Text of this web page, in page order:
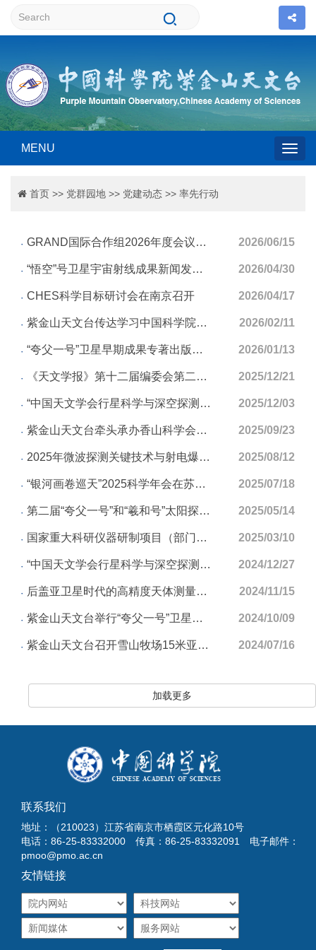
MENU
首页 >> 党群园地 >> 党建动态 >> 率先行动
GRAND国际合作组2026年度会议在敦煌圆满举办 紫金山天文台牵头推进国际高能天体物理前沿研究 2026/06/15
“悟空”号卫星宇宙射线成果新闻发布会在紫金山天文台举行 2026/04/30
CHES科学目标研讨会在南京召开 2026/04/17
紫金山天文台传达学习中国科学院2026年度工作会议精神 2026/02/11
“夸父一号”卫星早期成果专著出版发行 2026/01/13
《天文学报》第十二届编委会第二次会议召开 2025/12/21
“中国天文学会行星科学与深空探测前沿研讨会暨2025年学术年会”在铜仁召开 2025/12/03
紫金山天文台牵头承办香山科学会议第795次学术讨论会 2025/09/23
2025年微波探测关键技术与射电爆发学术研讨会在浙江丽水召开 2025/08/12
“银河画卷巡天”2025科学年会在苏州召开 2025/07/18
第二届“夸父一号”和“羲和号”太阳探测卫星联合科学大会在苏州召开 2025/05/14
国家重大科研仪器研制项目（部门推荐）“宇宙再电离层析成像谱仪”项目启动会顺利召开 2025/03/10
“中国天文学会行星科学与深空探测前沿研讨会暨2024年学术年会”在厦门召开 2024/12/27
后盖亚卫星时代的高精度天体测量国际研讨会在南京成功召开 2024/11/15
紫金山天文台举行“夸父一号”卫星在轨运行二周年暨卫星数据利用学术研讨会 2024/10/09
紫金山天文台召开雪山牧场15米亚毫米波望远镜天线关键设计国际咨询会 2024/07/16
加载更多
联系我们
地址：（210023）江苏省南京市栖霞区元化路10号
电话：86-25-83332000 传真：86-25-83332091 电子邮件：
pmoo@pmo.ac.cn
友情链接